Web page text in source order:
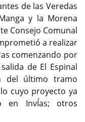
de las Veredas
y la Morena
Consejo Comunal
a realizar
comenzando por
de El Espinal
del último tramo
cuyo proyecto ya
en InvÍas; otros